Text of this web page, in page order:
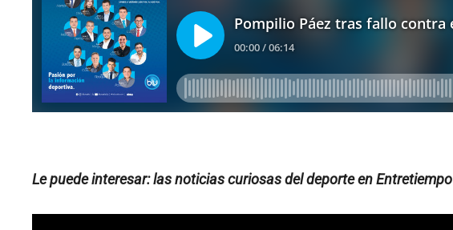
Le puede interesar: las noticias curiosas del deporte en Entretiempo